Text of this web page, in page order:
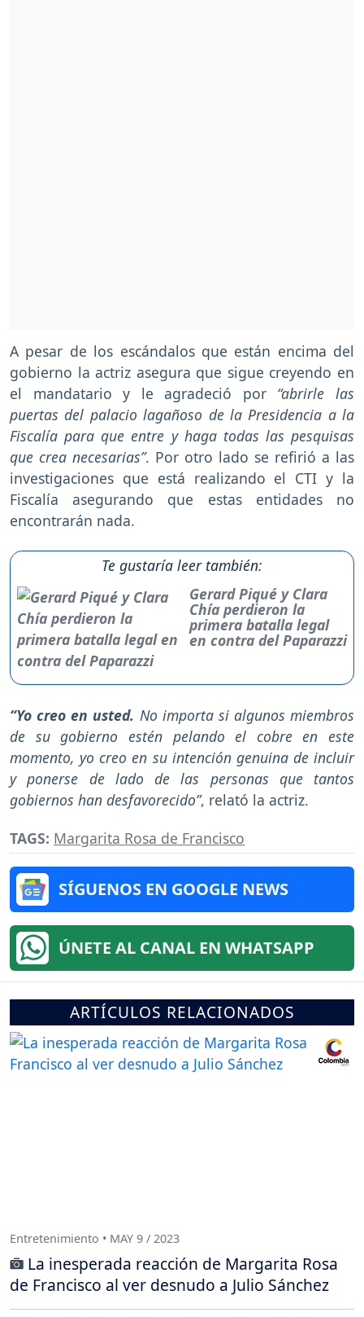
A pesar de los escándalos que están encima del
gobierno la actriz asegura que sigue creyendo en
el mandatario y le agradeció por“abrirle las
puertas del palacio lagañoso de la Presidencia a la
Fiscalía para que entre y haga todas las pesquisas
que crea necesarias”. Por otro lado se refirió a las
investigaciones que está realizando el CTI y la
Fiscalía asegurando que estas entidades no
encontrarán nada.
Te gustaría leer también:
Gerard Piqué y Clara
Chía perdieron la
primera batalla legal
en contra del Paparazzi
“Yo creo en usted. No importa si algunos miembros
de su gobierno estén pelando el cobre en este
momento, yo creo en su intención genuina de incluir
y ponerse de lado de las personas que tantos
gobiernos han desfavorecido”, relató la actriz.
TAGS: Margarita Rosa de Francisco
SÍGUENOS EN GOOGLE NEWS
ÚNETE AL CANAL EN WHATSAPP
ARTÍCULOS RELACIONADOS
Entretenimiento • MAY 9 / 2023
La inesperada reacción de Margarita Rosa
de Francisco al ver desnudo a Julio Sánchez